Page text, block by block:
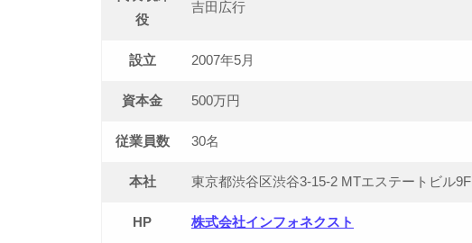
役
吉田広行
設立 2007年5月
資本金 500万円
従業員数 30名
本社 東京都渋谷区渋谷3-15-2 MTエステートビル9F
HP 株式会社インフォネクスト